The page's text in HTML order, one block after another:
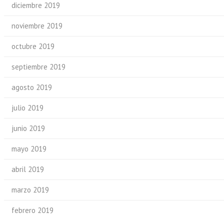
diciembre 2019
noviembre 2019
octubre 2019
septiembre 2019
agosto 2019
julio 2019
junio 2019
mayo 2019
abril 2019
marzo 2019
febrero 2019